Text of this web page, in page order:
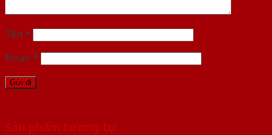
Tên *
Email *
Sản phẩm tương tự